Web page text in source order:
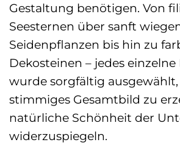
Gestaltung benötigen. Von
Seesternen über sanft
Seidenpflanzen bis hin zu
Dekosteinen – jedes
wurde sorgfältig
stimmiges Gesamtbild zu
natürliche Schönheit der
widerzuspiegeln.